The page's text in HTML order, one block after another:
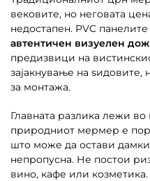
вековите, но неговата
недостапен. PVC
автентичен визуелен
предизвици на
зајакнување на ѕидовите,
за монтажа.
Главната разлика лежи во
природниот мермер е
што може да остави
непропусна. Не постои
вино, кафе или